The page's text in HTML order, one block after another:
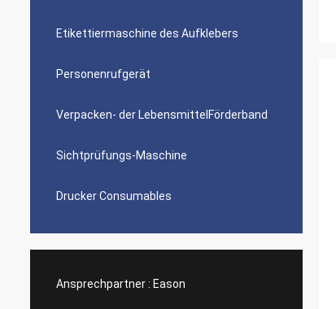
Etikettiermaschine des Aufklebers
Personenrufgerät
Verpacken- der LebensmittelFörderband
Sichtprüfungs-Maschine
Drucker Consumables
Ansprechpartner : Eason